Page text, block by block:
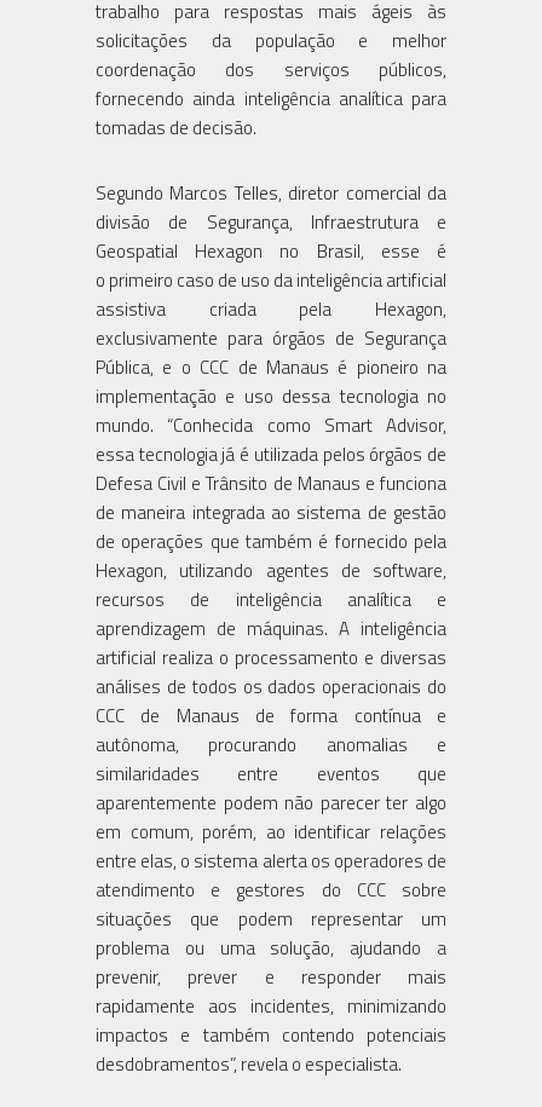
trabalho para respostas mais ágeis às
solicitações da população e melhor
coordenação dos serviços públicos,
fornecendo ainda inteligência analítica para
tomadas de decisão.
Segundo Marcos Telles, diretor comercial da
divisão de Segurança, Infraestrutura e
Geospatial Hexagon no Brasil, esse é
o primeiro caso de uso da inteligência artificial
assistiva criada pela Hexagon,
exclusivamente para órgãos de Segurança
Pública, e o CCC de Manaus é pioneiro na
implementação e uso dessa tecnologia no
mundo. “Conhecida como Smart Advisor,
essa tecnologia já é utilizada pelos órgãos de
Defesa Civil e Trânsito de Manaus e funciona
de maneira integrada ao sistema de gestão
de operações que também é fornecido pela
Hexagon, utilizando agentes de software,
recursos de inteligência analítica e
aprendizagem de máquinas. A inteligência
artificial realiza o processamento e diversas
análises de todos os dados operacionais do
CCC de Manaus de forma contínua e
autônoma, procurando anomalias e
similaridades entre eventos que
aparentemente podem não parecer ter algo
em comum, porém, ao identificar relações
entre elas, o sistema alerta os operadores de
atendimento e gestores do CCC sobre
situações que podem representar um
problema ou uma solução, ajudando a
prevenir, prever e responder mais
rapidamente aos incidentes, minimizando
impactos e também contendo potenciais
desdobramentos”, revela o especialista.